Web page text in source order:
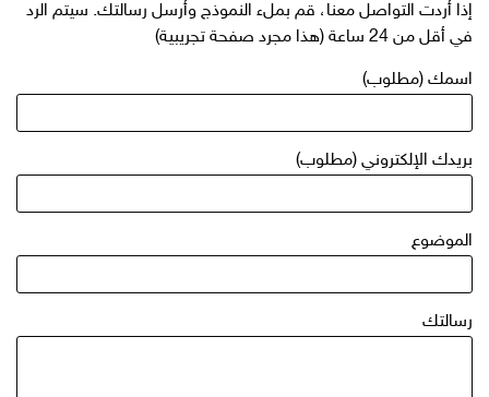
إذا أردت التواصل معنا، قم بملء النموذج وأرسل رسالتك. سيتم الرد
في أقل من 24 ساعة (هذا مجرد صفحة تجريبية)
اسمك (مطلوب)
بريدك الإلكتروني (مطلوب)
الموضوع
رسالتك